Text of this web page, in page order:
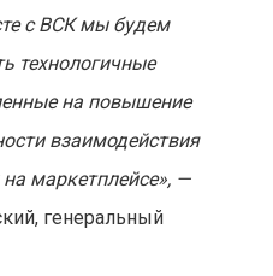
с ВСК мы будем
технологичные
на повышение
взаимодействия
маркетплейсе», —
генеральный